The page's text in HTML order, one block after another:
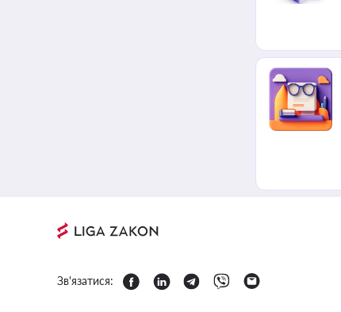
Зв'язатися: